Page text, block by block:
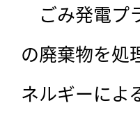
ごみ発電プ
の廃棄物を処
ネルギーによ